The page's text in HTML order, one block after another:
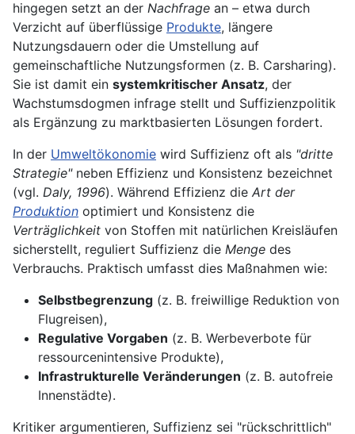
hingegen setzt an der Nachfrage an – etwa durch
Verzicht auf überflüssige Produkte, längere
Nutzungsdauern oder die Umstellung auf
gemeinschaftliche Nutzungsformen (z. B. Carsharing).
Sie ist damit ein systemkritischer Ansatz, der
Wachstumsdogmen infrage stellt und Suffizienzpolitik
als Ergänzung zu marktbasierten Lösungen fordert.
In der Umweltökonomie wird Suffizienz oft als "dritte
Strategie"neben Effizienz und Konsistenz bezeichnet
(vgl. Daly, 1996). Während Effizienz die Art der
Produktion optimiert und Konsistenz die
Verträglichkeit von Stoffen mit natürlichen Kreisläufen
sicherstellt, reguliert Suffizienz die Menge des
Verbrauchs. Praktisch umfasst dies Maßnahmen wie:
Selbstbegrenzung (z. B. freiwillige Reduktion von
Flugreisen),
Regulative Vorgaben (z. B. Werbeverbote für
ressourcenintensive Produkte),
Infrastrukturelle Veränderungen (z. B. autofreie
Innenstädte).
Kritiker argumentieren, Suffizienz sei "rückschrittlich"